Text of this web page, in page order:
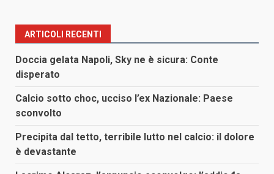
ARTICOLI RECENTI
Doccia gelata Napoli, Sky ne è sicura: Conte
disperato
Calcio sotto choc, ucciso l’ex Nazionale: Paese
sconvolto
Precipita dal tetto, terribile lutto nel calcio: il dolore
è devastante